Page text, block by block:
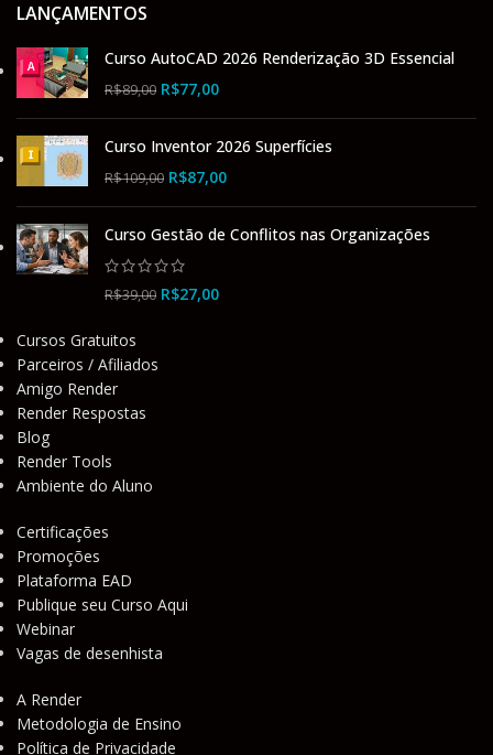
LANÇAMENTOS
Curso AutoCAD 2026 Renderização 3D Essencial
R$89,00 R$77,00
Curso Inventor 2026 Superfícies
R$109,00 R$87,00
Curso Gestão de Conflitos nas Organizações
R$39,00 R$27,00
Cursos Gratuitos
Parceiros / Afiliados
Amigo Render
Render Respostas
Blog
Render Tools
Ambiente do Aluno
Certificações
Promoções
Plataforma EAD
Publique seu Curso Aqui
Webinar
Vagas de desenhista
A Render
Metodologia de Ensino
Política de Privacidade